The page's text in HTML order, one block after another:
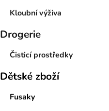
Kloubní výživa
Drogerie
Čisticí prostředky
Dětské zboží
Fusaky